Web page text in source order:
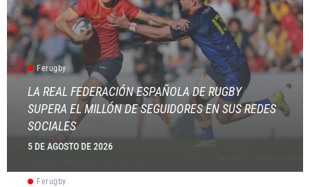
Ferugby
LA REAL FEDERACIÓN ESPAÑOLA DE RUGBY
SUPERA EL MILLÓN DE SEGUIDORES EN SUS REDES
SOCIALES
5 DE AGOSTO DE 2026
Ferugby